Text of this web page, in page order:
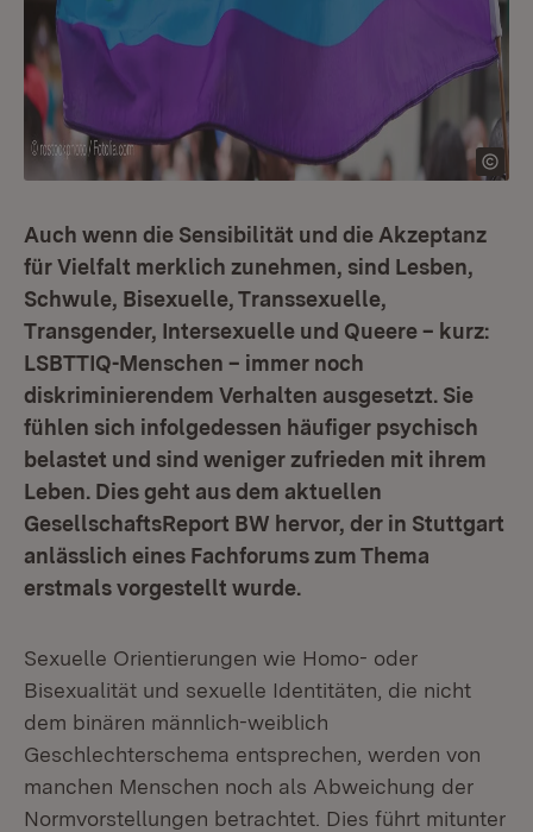
Auch wenn die Sensibilität und die Akzeptanz
für Vielfalt merklich zunehmen, sind Lesben,
Schwule, Bisexuelle, Transsexuelle,
Transgender, Intersexuelle und Queere – kurz:
LSBTTIQ-Menschen – immer noch
diskriminierendem Verhalten ausgesetzt. Sie
fühlen sich infolgedessen häufiger psychisch
belastet und sind weniger zufrieden mit ihrem
Leben. Dies geht aus dem aktuellen
GesellschaftsReport BW hervor, der in Stuttgart
anlässlich eines Fachforums zum Thema
erstmals vorgestellt wurde.
Sexuelle Orientierungen wie Homo- oder
Bisexualität und sexuelle Identitäten, die nicht
dem binären männlich-weiblich
Geschlechterschema entsprechen, werden von
manchen Menschen noch als Abweichung der
Normvorstellungen betrachtet. Dies führt mitunter